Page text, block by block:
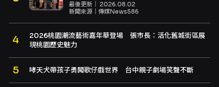
最後更新｜ 2026.08.02
新聞來源｜ 傳媒News586
2026桃園潮流藝術嘉年華登場 張市長：活化舊城街區展
現桃園歷史魅力
哮天犬帶孩子勇闖歌仔戲世界 台中親子劇場笑聲不斷